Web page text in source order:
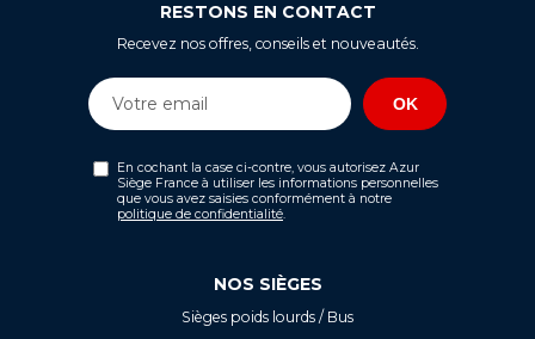
RESTONS EN CONTACT
Recevez nos offres, conseils et nouveautés.
En cochant la case ci-contre, vous autorisez Azur
Siège France à utiliser les informations personnelles
que vous avez saisies conformément à notre
politique de confidentialité
NOS SIÈGES
Sièges poids lourds / Bus